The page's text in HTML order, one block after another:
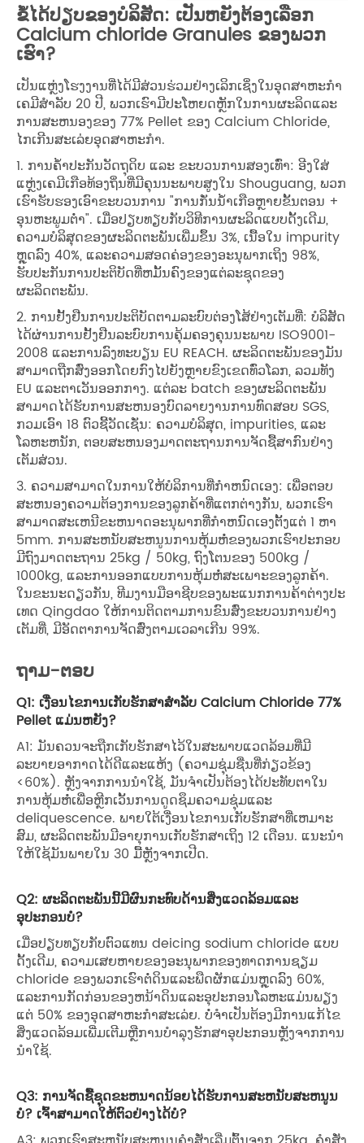
ຂໍ້ໄດ້ປຽບຂອງບໍລິສັດ: ເປັນຫຍັງຕ້ອງເລືອກ
Calcium chloride Granules ຂອງພວກ
ເຮົາ?
ເປັນແຫຼ່ງໂຮງງານທີ່ໄດ້ມີສ່ວນຮ່ວມຢ່າງເລິກເຊິ່ງໃນອຸດສາຫະກໍາ
ເຄມີສໍາລັບ 20 ປີ, ພວກເຮົາມີປະໂຫຍດຫຼັກໃນການຜະລິດແລະ
ການສະຫນອງຂອງ 77% Pellet ຂອງ Calcium Chloride,
ໄກເກີນສະເລ່ຍອຸດສາຫະກໍາ.
1. ການຄໍ້າປະກັນວັດຖຸດິບ ແລະ ຂະບວນການສອງເທົ່າ: ອີງໃສ່
ແຫຼ່ງເຄມີເກືອທ້ອງຖິ່ນທີ່ມີຄຸນນະພາບສູງໃນ Shouguang, ພວກ
ເຮົາຮັບຮອງເອົາຂະບວນການ "ການກັ່ນນ້ຳເກືອຫຼາຍຂັ້ນຕອນ +
ອຸນຫະພູມຕ່ຳ". ເມື່ອປຽບທຽບກັບວິທີການຜະລິດແບບດັ້ງເດີມ,
ຄວາມບໍລິສຸດຂອງຜະລິດຕະພັນເພີ່ມຂຶ້ນ 3%, ເນື້ອໃນ impurity
ຫຼຸດລົງ 40%, ແລະຄວາມສອດຄ່ອງຂອງອະນຸພາກເຖິງ 98%,
ຮັບປະກັນການປະຕິບັດທີ່ຫມັ້ນຄົງຂອງແຕ່ລະຊຸດຂອງ
ຜະລິດຕະພັນ.
2. ການຢັ້ງຢືນການປະຕິບັດຕາມລະບົບຕ່ອງໂສ້ຢ່າງເຕັມທີ່: ບໍລິສັດ
ໄດ້ຜ່ານການຢັ້ງຢືນລະບົບການຄຸ້ມຄອງຄຸນນະພາບ ISO9001-
2008 ແລະການລົງທະບຽນ EU REACH. ຜະລິດຕະພັນຂອງມັນ
ສາມາດຖືກສົ່ງອອກໂດຍກົງໄປຍັງຫຼາຍຂົງເຂດທົ່ວໂລກ, ລວມທັງ
EU ແລະຕາເວັນອອກກາງ. ແຕ່ລະ batch ຂອງຜະລິດຕະພັນ
ສາມາດໄດ້ຮັບການສະຫນອງບົດລາຍງານການທົດສອບ SGS,
ກວມເອົາ 18 ຕົວຊີ້ວັດເຊັ່ນ: ຄວາມບໍລິສຸດ, impurities, ແລະ
ໂລຫະຫນັກ, ຕອບສະຫນອງມາດຕະຖານການຈັດຊື້ສາກົນຢ່າງ
ເຕັມສ່ວນ.
3. ຄວາມສາມາດໃນການໃຫ້ບໍລິການທີ່ກໍາຫນົດເອງ: ເພື່ອຕອບ
ສະຫນອງຄວາມຕ້ອງການຂອງລູກຄ້າທີ່ແຕກຕ່າງກັນ, ພວກເຮົາ
ສາມາດສະເຫນີຂະຫນາດອະນຸພາກທີ່ກໍາຫນົດເອງຕັ້ງແຕ່ 1 ຫາ
5mm. ການສະຫນັບສະຫນູນການຫຸ້ມຫໍ່ຂອງພວກເຮົາປະກອບ
ມີຖົງມາດຕະຖານ 25kg / 50kg, ຖົງໂຕນຂອງ 500kg /
1000kg, ແລະການອອກແບບການຫຸ້ມຫໍ່ສະເພາະຂອງລູກຄ້າ.
ໃນ​ຂະ​ນະ​ດຽວ​ກັນ, ທີມ​ງານ​ມື​ອາ​ຊີບ​ຂອງ​ພະ​ແນກ​ການ​ຄ້າ​ຕ່າງ​ປະ​
ເທດ Qingdao ໃຫ້​ການ​ຕິດ​ຕາມ​ການ​ຂົນ​ສົ່ງ​ຂະ​ບວນ​ການ​ຢ່າງ​
ເຕັມ​ທີ່, ມີ​ອັດ​ຕາ​ການ​ຈັດ​ສົ່ງ​ຕາມ​ເວ​ລາ​ເກີນ 99%.
ຖາມ-ຕອບ
Q1: ເງື່ອນໄຂການເກັບຮັກສາສໍາລັບ Calcium Chloride 77%
Pellet ແມ່ນຫຍັງ?
A1: ມັນຄວນຈະຖືກເກັບຮັກສາໄວ້ໃນສະພາບແວດລ້ອມທີ່ມີ
ລະບາຍອາກາດໄດ້ດີແລະແຫ້ງ (ຄວາມຊຸ່ມຊື່ນທີ່ກ່ຽວຂ້ອງ
<60%). ຫຼັງ​ຈາກ​ການ​ນໍາ​ໃຊ້​, ມັນ​ຈໍາ​ເປັນ​ຕ້ອງ​ໄດ້​ປະ​ທັບ​ຕາ​ໃນ​
ການ​ຫຸ້ມ​ຫໍ່​ເພື່ອ​ຫຼີກ​ເວັ້ນ​ການ​ດູດ​ຊຶມ​ຄວາມ​ຊຸ່ມ​ແລະ
deliquescence​. ພາຍໃຕ້ເງື່ອນໄຂການເກັບຮັກສາທີ່ເຫມາະ
ສົມ, ຜະລິດຕະພັນມີອາຍຸການເກັບຮັກສາເຖິງ 12 ເດືອນ. ແນະນໍາ
ໃຫ້ໃຊ້ມັນພາຍໃນ 30 ມື້ຫຼັງຈາກເປີດ.
Q2: ຜະລິດຕະພັນນີ້ມີຜົນກະທົບດ້ານສິ່ງແວດລ້ອມແລະ
ອຸປະກອນບໍ?
ເມື່ອປຽບທຽບກັບຕົວແທນ deicing sodium chloride ແບບ
ດັ້ງເດີມ, ຄວາມເສຍຫາຍຂອງອະນຸພາກຂອງທາດການຊຽມ
chloride ຂອງພວກເຮົາຕໍ່ດິນແລະພືດຜັກແມ່ນຫຼຸດລົງ 60%,
ແລະການກັດກ່ອນຂອງຫນ້າດິນແລະອຸປະກອນໂລຫະແມ່ນພຽງ
ແຕ່ 50% ຂອງອຸດສາຫະກໍາສະເລ່ຍ. ບໍ່ຈໍາເປັນຕ້ອງມີການແກ້ໄຂ
ສິ່ງແວດລ້ອມເພີ່ມເຕີມຫຼືການບໍາລຸງຮັກສາອຸປະກອນຫຼັງຈາກການ
ນໍາໃຊ້.
Q3: ການຈັດຊື້ຊຸດຂະຫນາດນ້ອຍໄດ້ຮັບການສະຫນັບສະຫນູນ
ບໍ? ເຈົ້າສາມາດໃຫ້ຕົວຢ່າງໄດ້ບໍ?